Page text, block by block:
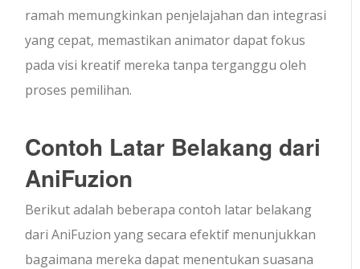
ramah memungkinkan penjelajahan dan integrasi
yang cepat, memastikan animator dapat fokus
pada visi kreatif mereka tanpa terganggu oleh
proses pemilihan.
Contoh Latar Belakang dari
AniFuzion
Berikut adalah beberapa contoh latar belakang
dari AniFuzion yang secara efektif menunjukkan
bagaimana mereka dapat menentukan suasana